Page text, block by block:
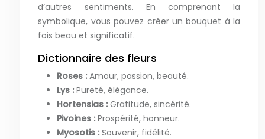
d’autres sentiments. En comprenant la
symbolique, vous pouvez créer un bouquet à la
fois beau et significatif.
Dictionnaire des fleurs
Roses :Amour, passion, beauté.
Lys :Pureté, élégance.
Hortensias :Gratitude, sincérité.
Pivoines :Prospérité, honneur.
Myosotis :Souvenir, fidélité.